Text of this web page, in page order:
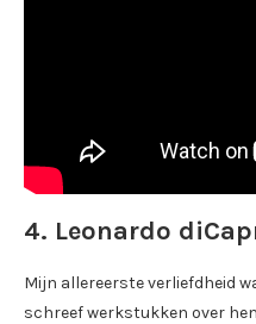
4. Leonardo
Mijn allereerste verliefdheid
schreef werkstukken over